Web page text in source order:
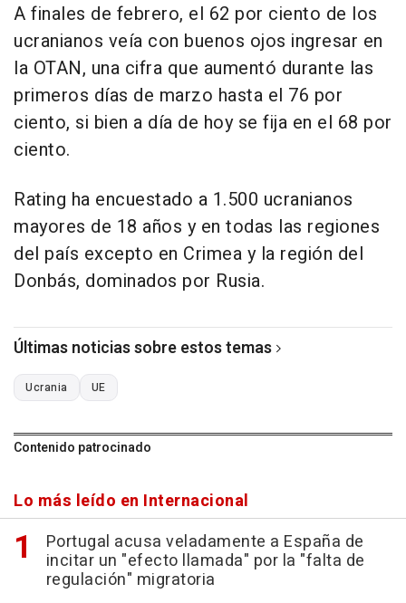
A finales de febrero, el 62 por ciento de los
ucranianos veía con buenos ojos ingresar en
la OTAN, una cifra que aumentó durante las
primeros días de marzo hasta el 76 por
ciento, si bien a día de hoy se fija en el 68 por
ciento.
Rating ha encuestado a 1.500 ucranianos
mayores de 18 años y en todas las regiones
del país excepto en Crimea y la región del
Donbás, dominados por Rusia.
Últimas noticias sobre estos temas
Ucrania UE
Contenido patrocinado
Lo más leído en Internacional
Portugal acusa veladamente a España de
incitar un "efecto llamada" por la "falta de
regulación" migratoria